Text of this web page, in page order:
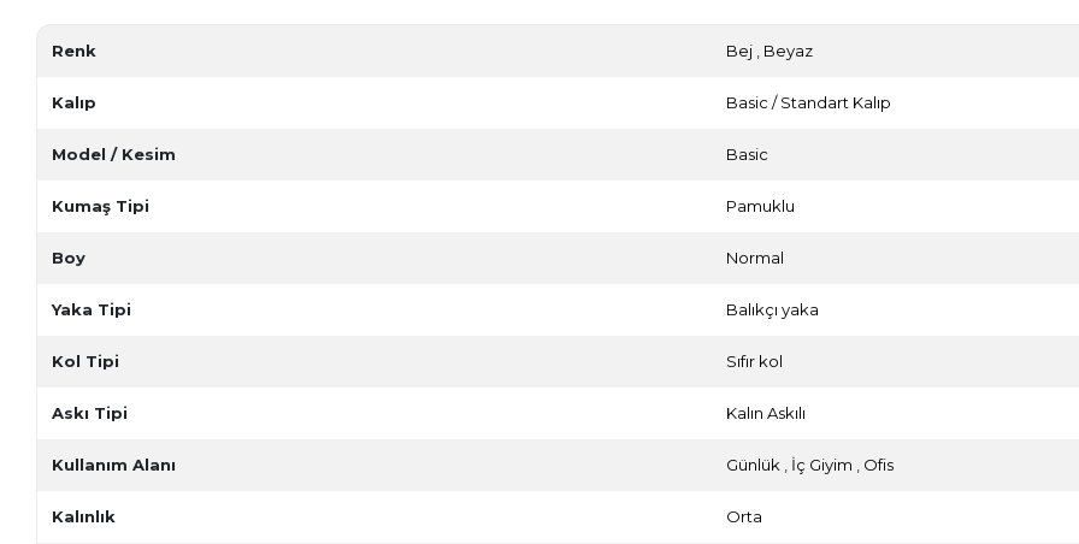
Renk Bej Beyaz
Kalıp Basic / Standart Kalıp
Model / Kesim Basic
Kumaş Tipi Pamuklu
Boy Normal
Yaka Tipi Balıkçı yaka
Kol Tipi Sıfır kol
Askı Tipi Kalın Askılı
Kullanım Alanı Günlük İç Giyim Ofis
Kalınlık Orta